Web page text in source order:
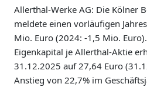
Allerthal-Werke AG: Die Kölner
meldete einen vorläufigen
Mio. Euro (2024: -1,5 Mio.
Eigenkapital je Allerthal-Aktie
31.12.2025 auf 27,64 Euro
Anstieg von 22,7% im